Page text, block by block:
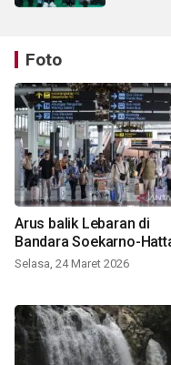
Foto
Arus balik Lebaran di
Bandara Soekarno-
Selasa, 24 Maret 2026